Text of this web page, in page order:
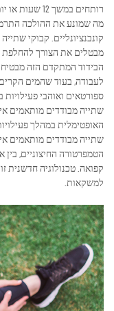
רותחים במשך
מה שמונע את ההולכה
קונבנציונליים. קבוקי
מבטלים את הצורך להחלפת
הבידוד המתקדם הזה
לעבודה, בעוד שהמים
ספורטאים ואוהבי פעילויות
שתייה מבודדים מותאמים
האופטימלית במהלך
שתייה מבודדים מותאמים
הטמפרטורה החיצוניים,
קפואה. טכנולוגיה חדשנית
למשקאות.